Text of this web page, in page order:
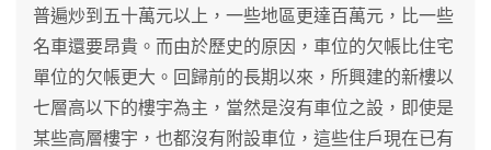
普遍炒到五十萬元以上，一些地區更達百萬元，比一些
名車還要昂貴。而由於歷史的原因，車位的欠帳比住宅
單位的欠帳更大。回歸前的長期以來，所興建的新樓以
七層高以下的樓宇為主，當然是沒有車位之設，即使是
某些高層樓宇，也都沒有附設車位，這些住戶現在已有